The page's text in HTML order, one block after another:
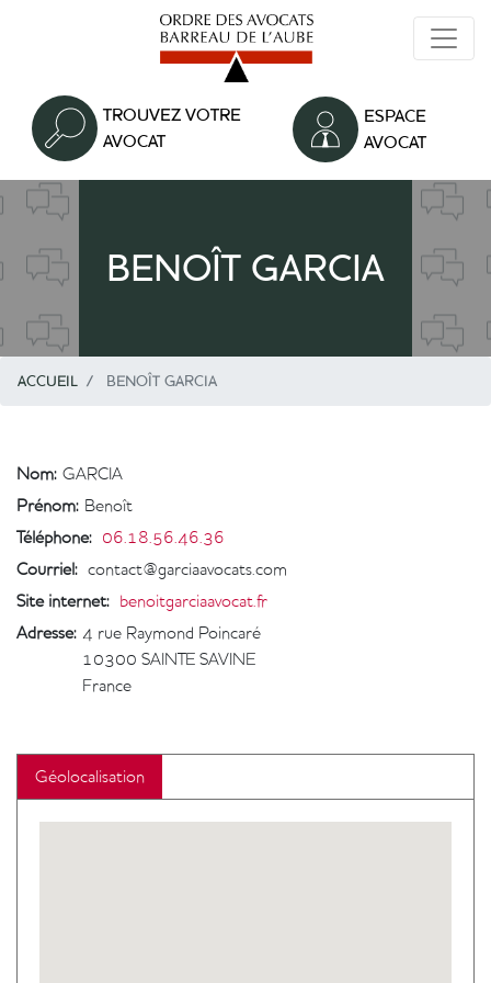
principal
TROUVEZ VOTRE
AVOCAT
ESPACE
AVOCAT
BENOÎT GARCIA
ACCUEIL BENOÎT GARCIA
Nom: GARCIA
Prénom: Benoît
Téléphone: 06.18.56.46.36
Courriel: contact@garciaavocats.com
Site internet: benoitgarciaavocat.fr
Adresse: 4 rue Raymond Poincaré
10300 SAINTE SAVINE
France
Géolocalisation